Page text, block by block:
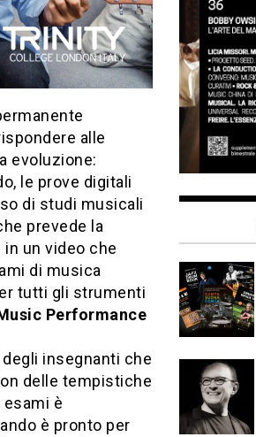
alle
evoluzione:
le prove digitali
di studi musicali
prevede la
un video che
di musica
tutti gli strumenti
Performance
insegnanti che
delle tempistiche
è
è pronto per